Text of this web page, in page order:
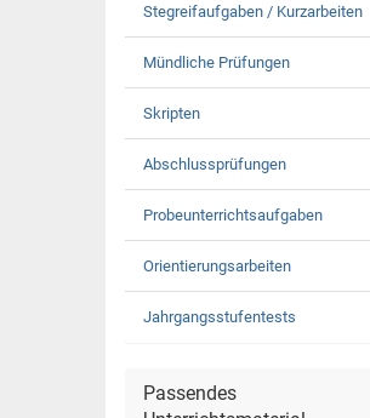
Stegreifaufgaben / Kurzarbeiten
Mündliche Prüfungen
Skripten
Abschlussprüfungen
Probeunterrichtsaufgaben
Orientierungsarbeiten
Jahrgangsstufentests
Passendes